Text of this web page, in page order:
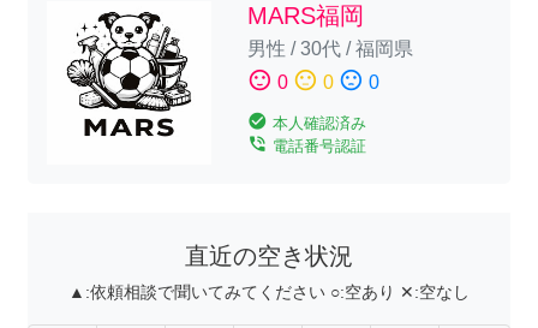
MARS福岡
男性 /30代/福岡県
sentiment_satisfied 0 sentiment_neutral 0 sentiment_dissatisfied 0
check_circle 本人確認済み
phone_in_talk 電話番号認証
直近の空き状況
▲:依頼相談で聞いてみてください ○:空あり ✕:空なし